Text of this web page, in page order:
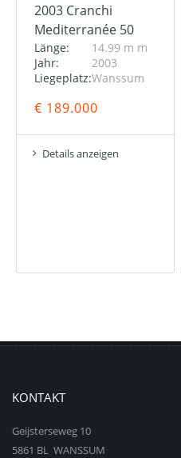
2003 Cranchi
Mediterranée 50
Länge:
14.99 m m
Jahr:
2003
Liegeplatz:Wanssum
€ 189.000
Details anzeigen
KONTAKT
Geijsterseweg 10
5861 BL WANSSUM